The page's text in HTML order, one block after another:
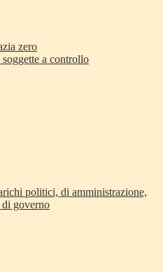
zero
a controllo
politici, di amministrazione,
governo